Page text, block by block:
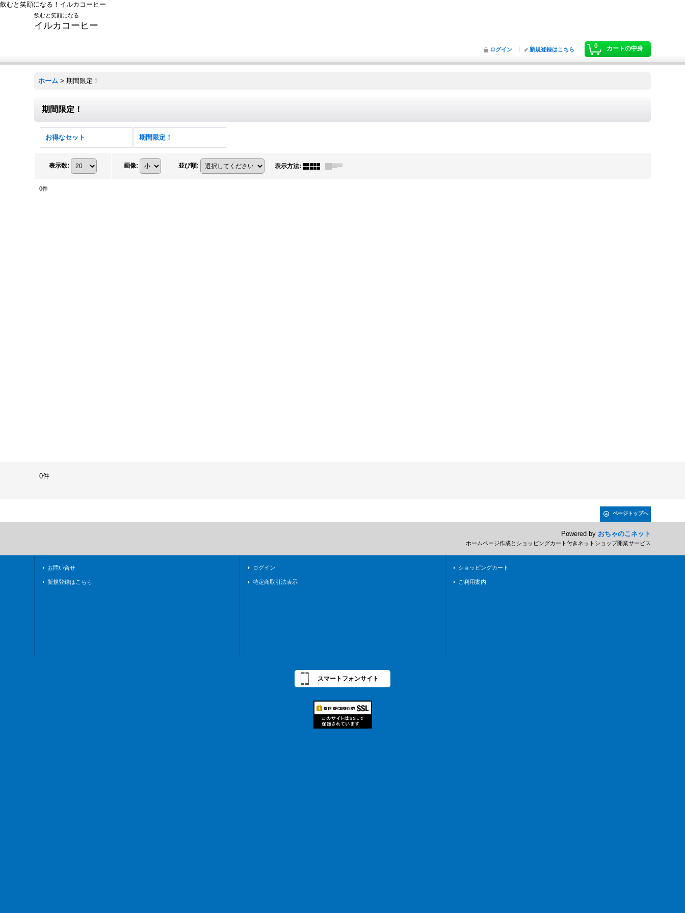
飲むと笑顔になる！イルカコーヒー
飲むと笑顔になる
イルカコーヒー
0 カートの中身
ログイン 新規登録はこちら
ホーム > 期間限定！
期間限定！
お得なセット 期間限定！
表示数: 画像: 並び順: 表示方法:
0件
0件
ページトップへ
Powered by おちゃのこネット
ホームページ作成とショッピングカート付きネットショップ開業サービス
お問い合せ
新規登録はこちら
ログイン
特定商取引法表示
ショッピングカート
ご利用案内
スマートフォンサイト